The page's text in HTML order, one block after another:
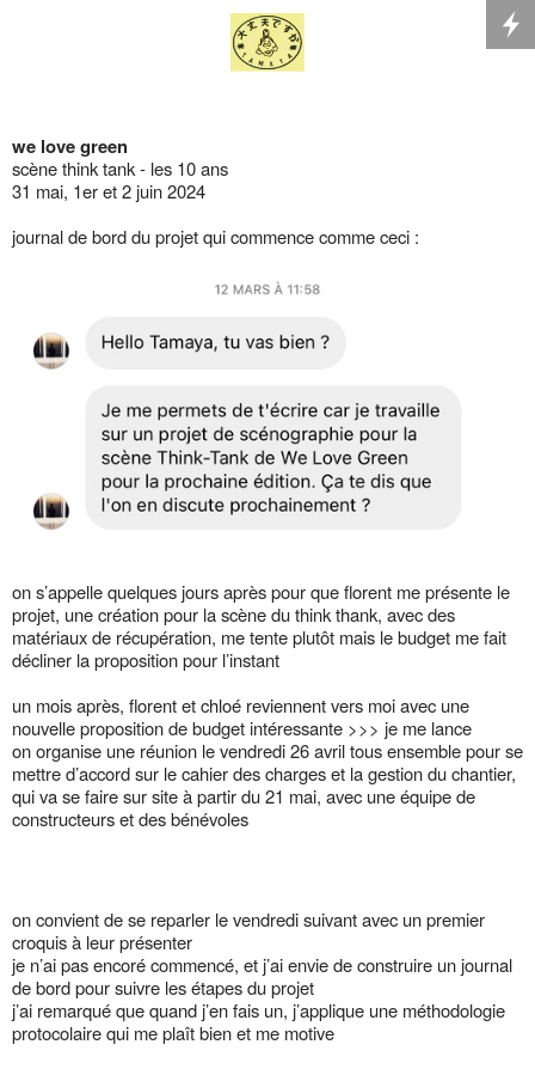
we love green
scène think tank - les 10 ans
31 mai, 1er et 2 juin 2024
journal de bord du projet qui commence comme ceci :
on s’appelle quelques jours après pour que florent me présente le
projet, une création pour la scène du think thank, avec des
matériaux de récupération, me tente plutôt mais le budget me fait
décliner la proposition pour l’instant
un mois après, florent et chloé reviennent vers moi avec une
nouvelle proposition de budget intéressante >>> je me lance
on organise une réunion le vendredi 26 avril tous ensemble pour se
mettre d’accord sur le cahier des charges et la gestion du chantier,
qui va se faire sur site à partir du 21 mai, avec une équipe de
constructeurs et des bénévoles
on convient de se reparler le vendredi suivant avec un premier
croquis à leur présenter
je n’ai pas encoré commencé, et j’ai envie de construire un journal
de bord pour suivre les étapes du projet
j’ai remarqué que quand j’en fais un, j’applique une méthodologie
protocolaire qui me plaît bien et me motive